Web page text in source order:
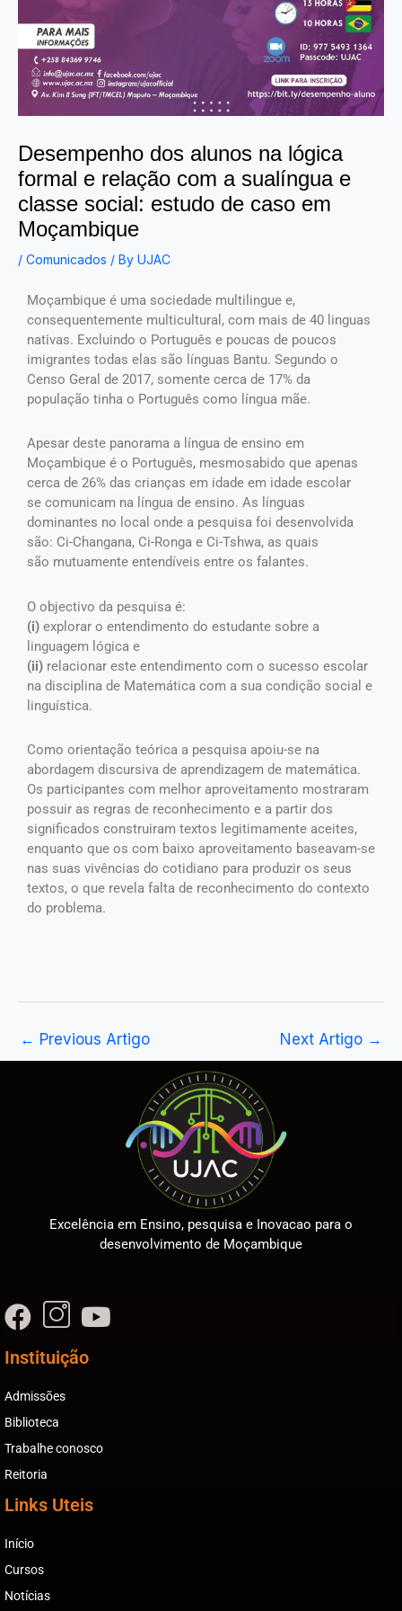
Desempenho dos alunos na lógica
formal e relação com a sualíngua e
classe social: estudo de caso em
Moçambique
/ Comunicados / By UJAC
Moçambique é uma sociedade multilingue e,
consequentemente multicultural, com mais de 40 linguas
nativas. Excluindo o Português e poucas de poucos
imigrantes todas elas são línguas Bantu. Segundo o
Censo Geral de 2017, somente cerca de 17% da
população tinha o Português como língua mãe.
Apesar deste panorama a língua de ensino em
Moçambique é o Português, mesmosabido que apenas
cerca de 26% das crianças em idade em idade escolar
se comunicam na língua de ensino. As línguas
dominantes no local onde a pesquisa foi desenvolvida
são: Ci-Changana, Ci-Ronga e Ci-Tshwa, as quais
são mutuamente entendíveis entre os falantes.
O objectivo da pesquisa é:
(i) explorar o entendimento do estudante sobre a
linguagem lógica e
(ii) relacionar este entendimento com o sucesso escolar
na disciplina de Matemática com a sua condição social e
linguística.
Como orientação teórica a pesquisa apoiu-se na
abordagem discursiva de aprendizagem de matemática.
Os participantes com melhor aproveitamento mostraram
possuir as regras de reconhecimento e a partir dos
significados construiram textos legitimamente aceites,
enquanto que os com baixo aproveitamento baseavam-se
nas suas vivências do cotidiano para produzir os seus
textos, o que revela falta de reconhecimento do contexto
do problema.
← Previous Artigo Next Artigo →
Excelência em Ensino, pesquisa e Inovacao para o
desenvolvimento de Moçambique
Instituição
Admissões
Biblioteca
Trabalhe conosco
Reitoria
Links Uteis
Início
Cursos
Notícias